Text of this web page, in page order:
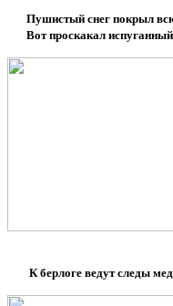
Пушистый снег покрыл всю
Вот проскакал
К берлоге